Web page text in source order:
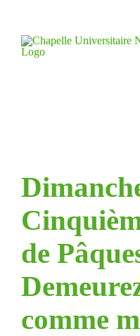
content
de
comme